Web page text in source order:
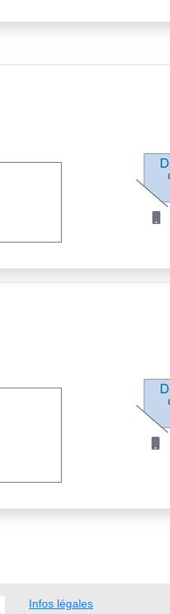
Infos légales